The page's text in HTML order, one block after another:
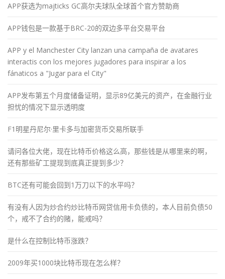
APP获选为majticks GC高尔夫球队全球首个官方赞助商
APP钱包是一款基于BRC-20的双边多平台交易平台
APP y el Manchester City lanzan una campaña de avatares
interactis con los mejores jugadores para inspirar a los
fánaticos a "Jugar para el City"
APP发布第五个月度储备证明，显示89亿美元的资产，在金融行业
担忧的情况下显示透明度
F1明星丹尼尔·里卡多与加密货币交易所联手
请问各位大佬，现在比特币价格这么高，那些钱是从哪里来的啊，
还有那些矿工提现到底真正提到多少？
BTC还有可能会回到1万刀以下的水平吗？
有没有人因为炒合约炒比特币网贷信用卡负债的，本人目前负债50
个，戒不了合约的赌，能戒吗？
是什么在控制比特币涨跌？
2009年买1000块比特币现在怎么样？